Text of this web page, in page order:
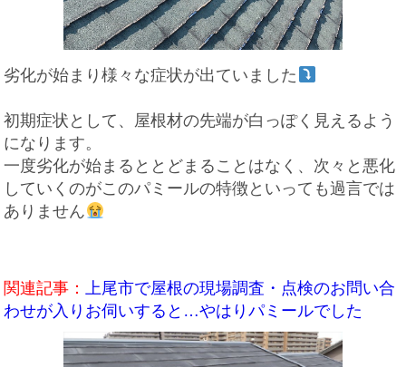
劣化が始まり様々な症状が出ていました
初期症状として、屋根材の先端が白っぽく見えるよう
になります。
一度劣化が始まるととどまることはなく、次々と悪化
していくのがこのパミールの特徴といっても過言では
ありません
関連記事：
上尾市で屋根の現場調査・点検のお問い合
わせが入りお伺いすると…やはりパミールでした